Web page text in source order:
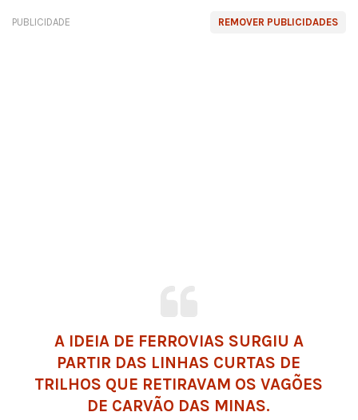
REMOVER PUBLICIDADES
PUBLICIDADE
A IDEIA DE FERROVIAS SURGIU A
PARTIR DAS LINHAS CURTAS DE
TRILHOS QUE RETIRAVAM OS VAGÕES
DE CARVÃO DAS MINAS.